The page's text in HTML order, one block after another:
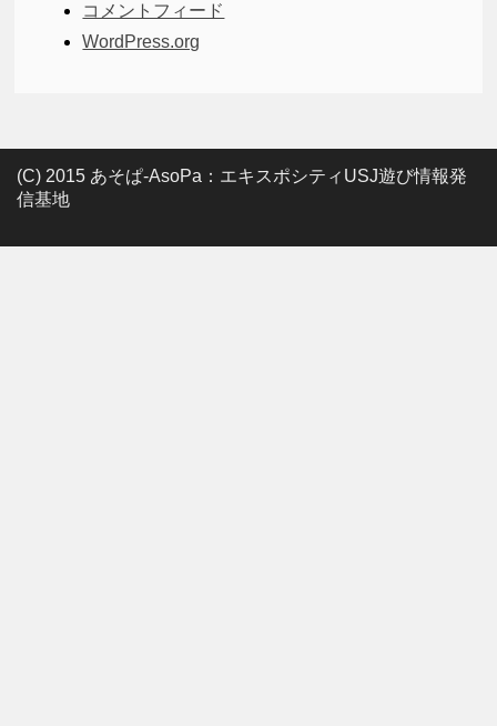
コメントフィード
WordPress.org
(C) 2015 あそぱ-AsoPa：エキスポシティUSJ遊び情報発
信基地